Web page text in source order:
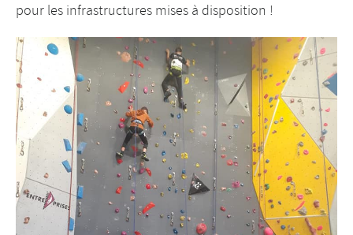
pour les infrastructures mises à disposition !